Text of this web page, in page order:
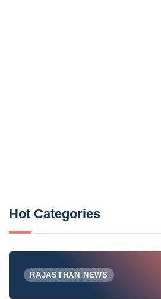
Hot Categories
RAJASTHAN NEWS